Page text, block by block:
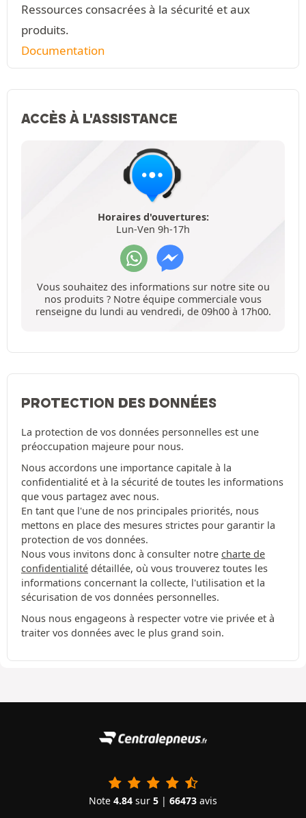
Ressources consacrées à la sécurité et aux
produits.
Documentation
ACCÈS À L'ASSISTANCE
Horaires d'ouvertures:
Lun-Ven 9h-17h
Vous souhaitez des informations sur notre site ou
nos produits ? Notre équipe commerciale vous
renseigne du lundi au vendredi, de 09h00 à 17h00.
PROTECTION DES DONNÉES
La protection de vos données personnelles est une
préoccupation majeure pour nous.
Nous accordons une importance capitale à la
confidentialité et à la sécurité de toutes les informations
que vous partagez avec nous.
En tant que l'une de nos principales priorités, nous
mettons en place des mesures strictes pour garantir la
protection de vos données.
Nous vous invitons donc à consulter notre charte de
confidentialité détaillée, où vous trouverez toutes les
informations concernant la collecte, l'utilisation et la
sécurisation de vos données personnelles.
Nous nous engageons à respecter votre vie privée et à
traiter vos données avec le plus grand soin.
Note 4.84 sur 5 | 66473 avis